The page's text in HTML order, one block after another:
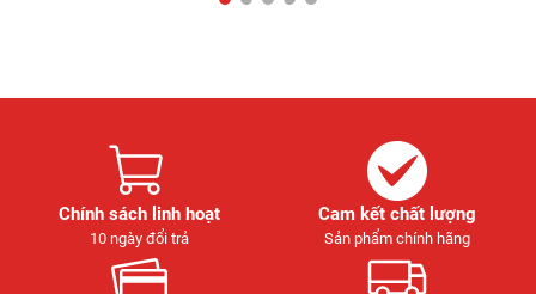
Chính sách linh hoạt
10 ngày đổi trả
Cam kết chất lượng
Sản phẩm chính hãng